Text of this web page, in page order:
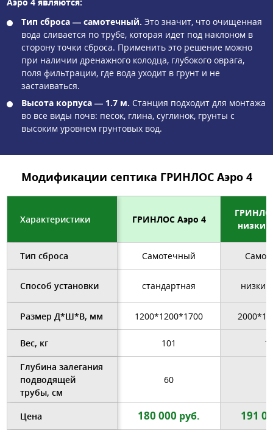
Тип сброса — самотечный. Это значит, что очищенная
вода сливается по трубе, которая идет под наклоном в
сторону точки сброса. Применить это решение можно
при наличии дренажного колодца, глубокого оврага,
поля фильтрации, где вода уходит в грунт и не
застаиваться.
Высота корпуса — 1.7 м. Станция подходит для монтажа
во все виды почв: песок, глина, суглинок, грунты с
высоким уровнем грунтовых вод.
Модификации септика ГРИНЛОС Аэро 4
Характеристики ГРИНЛОС Аэро 4
низкий
Тип сброса Самотечный
Способ установки стандартная низкий
Размер Д*Ш*В, мм 1200*1200*1700
Вес, кг 101
Глубина залегания
подводящей
трубы, см
60
Цена 180 000 руб. 191